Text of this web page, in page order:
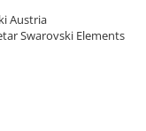
Austria
Swarovski Elements